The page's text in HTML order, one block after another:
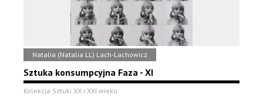
Natalia (Natalia LL) Lach-Lachowicz
Sztuka konsumpcyjna Faza - XI
Kolekcja Sztuki XX i XXI wieku